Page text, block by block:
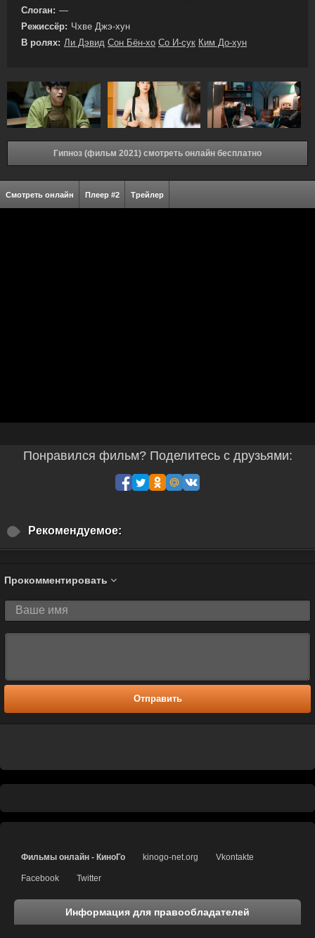
Слоган: —
Режиссёр: Чхве Джэ-хун
В ролях: Ли Дэвид Сон Бён-хо Со И-сук Ким До-хун
Гипноз (фильм 2021) смотреть онлайн бесплатно
Смотреть онлайн Плеер #2 Трейлер
Понравился фильм? Поделитесь с друзьями:
Рекомендуемое:
Прокомментировать
Отправить
Фильмы онлайн - КиноГо kinogo-net.org Vkontakte
Facebook Twitter
Информация для правообладателей